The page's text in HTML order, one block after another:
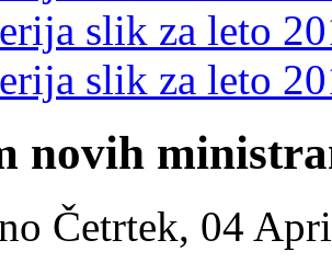
slik za leto
slik za leto
novih
Četrtek, 04